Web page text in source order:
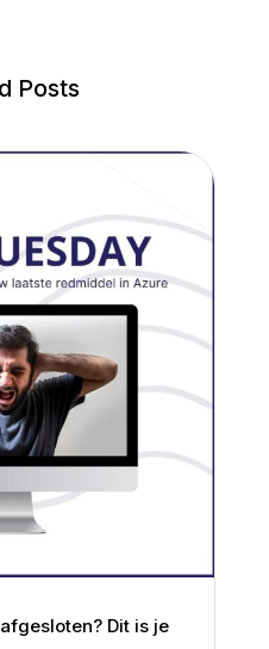
Posts
Dit is je